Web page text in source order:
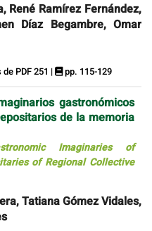
René Ramírez Fernández,
Díaz Begambre, Omar
PDF 251 | pp. 115-129
gastronómicos
de la memoria
Imaginaries of
of Regional Collective
Tatiana Gómez Vidales,